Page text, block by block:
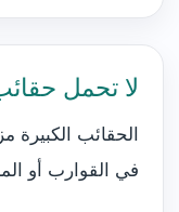
لا تحمل
الحقائب
في القوارب أو